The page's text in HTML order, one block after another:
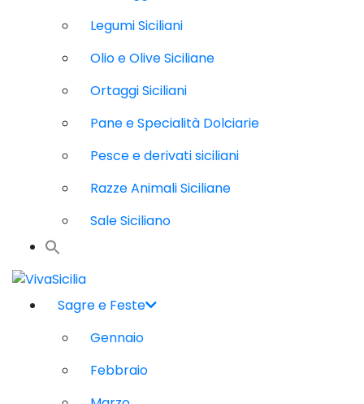
Legumi Siciliani
Olio e Olive Siciliane
Ortaggi Siciliani
Pane e Specialità Dolciarie
Pesce e derivati siciliani
Razze Animali Siciliane
Sale Siciliano
Sagre e Feste
Gennaio
Febbraio